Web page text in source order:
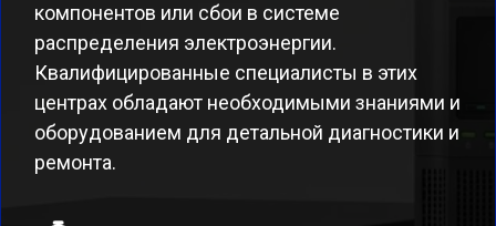
компонентов или сбои в системе
распределения электроэнергии.
Квалифицированные специалисты в этих
центрах обладают необходимыми знаниями и
оборудованием для детальной диагностики и
ремонта.